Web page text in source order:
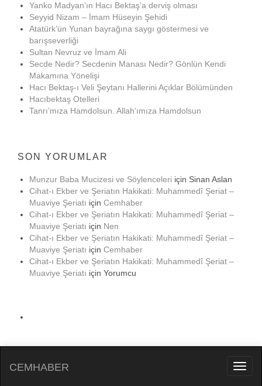
Yanko Madyan’ın Hacı Bektaş’a derviş olması
Seyyid Nizam – İmam Hüseyin Şehidi
Atatürk’ün Yunan bayrağına saygı göstermesi ve
barışseverliği
Sultan Nevruz ve İmam Ali
Secde Nedir? Secdenin Manası Nedir? Gönlün Kendi
Makamına Yönelişi
Hacı Bektaş-ı Veli Şeytanı Hallerini Açıklar Bölümünden
Hacıbektaş Otelleri
Tanrı’mıza Hamdolsun. Allah’ımıza Hamdolsun
SON YORUMLAR
Munzur Baba Mucizesi ve Söylenceleri için Sinan Aslan
Cihat-ı Ekber ve Şeriatın Hakikati: Muhammedî Şeriat –
Muaviye Şeriatı için Cemhaber
Cihat-ı Ekber ve Şeriatın Hakikati: Muhammedî Şeriat –
Muaviye Şeriatı için Nen
Cihat-ı Ekber ve Şeriatın Hakikati: Muhammedî Şeriat –
Muaviye Şeriatı için Cemhaber
Cihat-ı Ekber ve Şeriatın Hakikati: Muhammedî Şeriat –
Muaviye Şeriatı için Yorumcu
CEMHABER